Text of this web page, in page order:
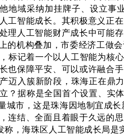
地域采纳加挂牌子、设立
工智能成长。其积极意义正
理人工智能财产成长中可能
的机构叠加，市委经济工做
标记着一个以人工智能为核
也保障平安、可以或许融合
迈入簇新阶段，珠海正在鼎
？据称是全国首个设置、
城市，这是珠海因地制宜成
连结、全面且着眼于久远的
称，海珠区人工智能成长局